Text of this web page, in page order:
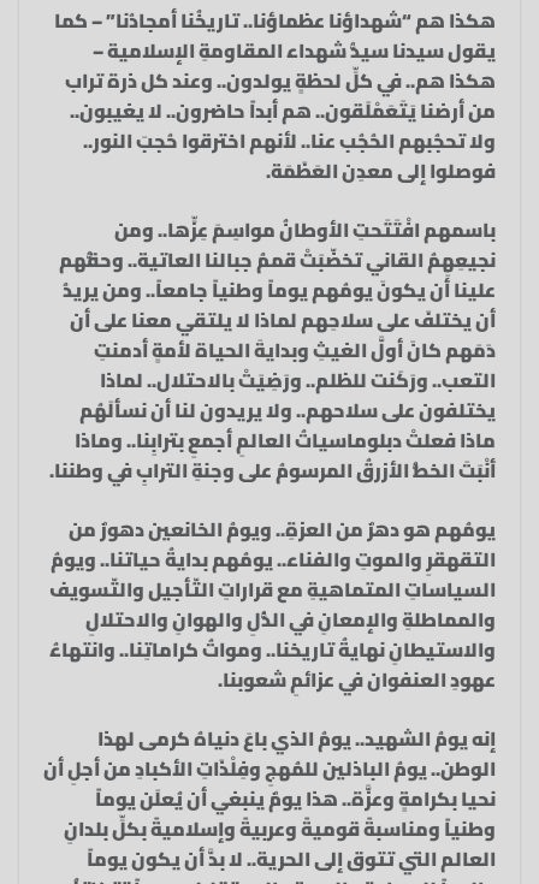
هكذا هم “شهداؤنا عظماؤنا.. تاريخُنا أمجادُنا” – كما
يقول سيدنا سيدُّ شهداء المقاومةِ الإسلامية –
هكذا هم.. في كلِّ لحظةٍ يولدون.. وعند كل ذرة تراب
من أرضنا يَتَعَمْلَقون.. هم أبداً حاضرون.. لا يغيبون..
ولا تحجُبهم الحُجُب عنا.. لأنهم اخترقوا حُجبَ النور..
فوصلوا إلى معدِن العَظَمَة.
باسمهم افْتَتَحتِ الأوطانُ مواسِمَ عِزِّها.. ومن
نجيعِهِمُ القاني تخضّبَتْ قممُ جبالنا العاتية.. وحقُّهم
علينا أن يكونَ يومُهم يوماً وطنياً جامعاً.. ومن يريدُ
أن يختلفَ على سلاحِهم لماذا لا يلتقي معنا على أن
دَمَهم كانَ أولَّ الغيثِ وبدايةَ الحياة لأمةٍ أدمنتِ
التعب.. ورَكَنت للظلم.. ورَضِيَتْ بالاحتلال.. لماذا
يختلفون على سلاحهم.. ولا يريدون لنا أن نسألَهُم
ماذا فعلتْ دبلوماسياتُ العالمِ أجمعِ بترابِنا.. وماذا
أنْبَتَ الخطُّ الأزرقُ المرسومُ على وجنةِ الترابِ في وطننا.
يومُهم هو دهرٌ من العزةِ.. ويومُ الخانعين دهورٌ من
التقهقرِ والموتِ والفناء.. يومُهم بدايةُ حياتنا.. ويومُ
السياساتِ المتماهيةِ مع قراراتِ التّأجيل والتّسويف
والمماطلةِ والإمعانِ في الذُّلِ والهوانِ والاحتلالِ
والاستيطانِ نهايةُ تاريخنا.. ومواتُ كراماتِنا.. وانتهاءُ
عهودِ العنفوان في عزائمِ شعوبنا.
إنه يومُ الشهيد.. يومُ الذي باعَ دنياهُ كرمى لهذا
الوطن.. يومُ الباذلين للمُهجِ وفِلْذَاتِ الأكبادِ من أجلِ أن
نحيا بكرامةٍ وعزَّة.. هذا يومٌ ينبغي أن يُعلَن يوماً
وطنياً ومناسبةً قوميةً وعربيةً وإسلاميةً بكلِّ بلدانِ
العالم التي تتوق إلى الحرية.. لا بدَّ أن يكون يوماً